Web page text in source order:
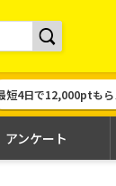
サイト | ハピタス
短4日で12,000ptもら
アンケート